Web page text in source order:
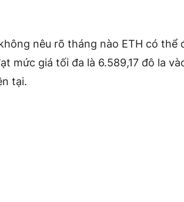
nêu rõ tháng nào ETH có thể
mức giá tối đa là 6.589,17 đô la
tại.